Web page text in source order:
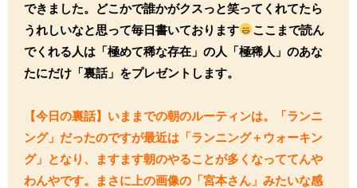
できました。どこかで誰かがクスっと笑ってくれてたら
うれしいなと思って毎日書いております
ここまで読ん
でくれる人は「極めて稀な存在」の人「極稀人」のあな
たにだけ「裏話」をプレゼントします。
【今日の裏話】いままでの朝のルーティンは。「ランニ
ング」だったのですが最近は「ランニング＋ウォーキン
グ」となり、ますます朝のやることが多くなっててんや
わんやです。まさに上の画像の「宮本さん」みたいな感